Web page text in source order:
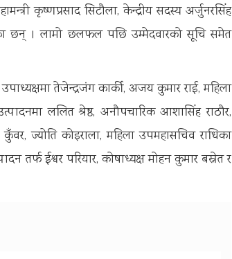
कृष्णप्रसाद सिटौला, केन्द्रीय सदस्य अर्जुनरसिंह
छन् । लामो छलफल पछि उम्मेदवारको सूचि समेत
तेजेन्द्रजंग कार्की, अजय कुमार राई, महिला
ललित श्रेष्ठ, अनौपचारिक आशासिंह राठौर,
ज्योति कोइराला, महिला उपमहासचिव राधिका
तर्फ ईश्वर परियार, कोषाध्यक्ष मोहन कुमार बस्नेत र